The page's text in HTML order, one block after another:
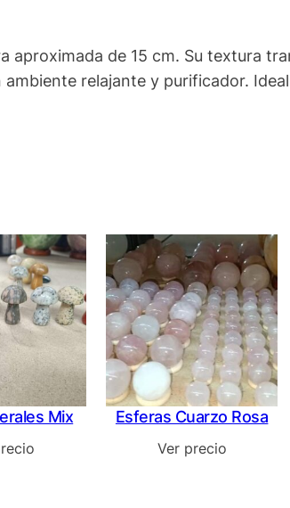
aproximada de 15 cm. Su textura
relajante y purificador.
Mix Esferas Cuarzo Rosa
Ver precio